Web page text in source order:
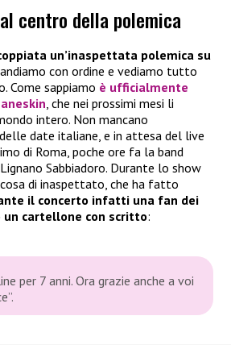
centro della polemica
un’inaspettata polemica su
con ordine e vediamo tutto
Come sappiamo è ufficialmente
, che nei prossimi mesi li
intero. Non mancano
date italiane, e in attesa del live
di Roma, poche ore fa la band
Sabbiadoro. Durante lo show
di inaspettato, che ha fatto
il concerto infatti una fan dei
un cartellone con scritto:
per 7 anni. Ora grazie anche a voi